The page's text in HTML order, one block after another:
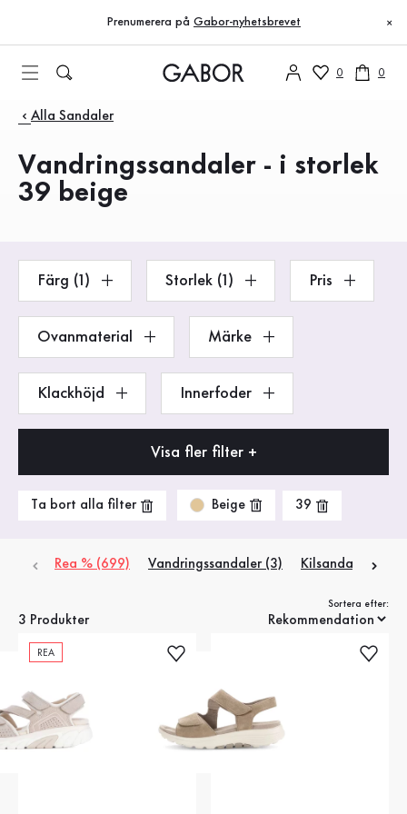
Till innehållsförteckning
Till huvudnavigation
Prenumerera på Gabor-nyhetsbrevet ×
0 0
Produkter
Alla Sandaler
Vandringssandaler - i storlek
39 beige
Färg (1) Storlek (1) Pris
Ovanmaterial Märke
Klackhöjd Innerfoder
Visa fler filter +
Ta bort alla filter Beige 39
Rea % (699) Vandringssandaler (3) Kilsandaletter (4)
3 Produkter
Sortera efter:
REA